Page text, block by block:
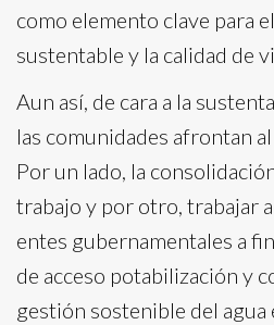
como elemento clave para
sustentable y la calidad de
Aun así, de cara a la
las comunidades afrontan
Por un lado, la
trabajo y por otro, trabajar
entes gubernamentales a
de acceso potabilización y
gestión sostenible del agua